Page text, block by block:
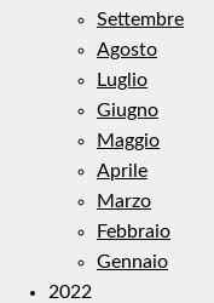
Settembre
Agosto
Luglio
Giugno
Maggio
Aprile
Marzo
Febbraio
Gennaio
2022